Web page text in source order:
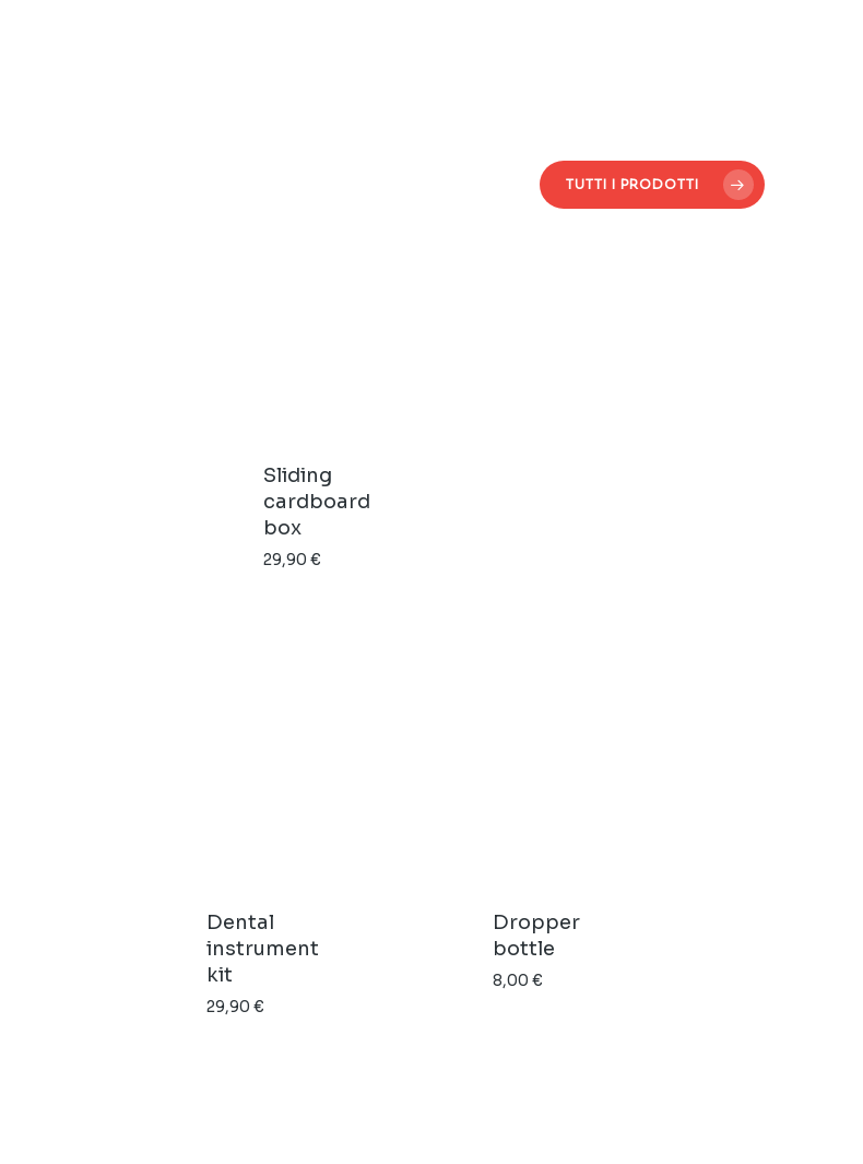
TUTTI I PRODOTTI
Sliding
cardboard
box
29,90€
Dental
instrument
kit
29,90€
Dropper
bottle
8,00€